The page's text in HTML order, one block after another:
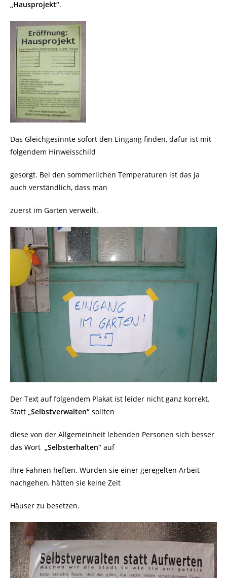
„Hausprojekt“.
Das Gleichgesinnte sofort den Eingang finden, dafür ist mit
folgendem Hinweisschild
gesorgt. Bei den sommerlichen Temperaturen ist das ja
auch verständlich, dass man
zuerst im Garten verweilt.
Der Text auf folgendem Plakat ist leider nicht ganz korrekt.
Statt „Selbstverwalten“ sollten
diese von der Allgemeinheit lebenden Personen sich besser
das Wort „Selbsterhalten“ auf
ihre Fahnen heften. Würden sie einer geregelten Arbeit
nachgehen, hätten sie keine Zeit
Häuser zu besetzen.